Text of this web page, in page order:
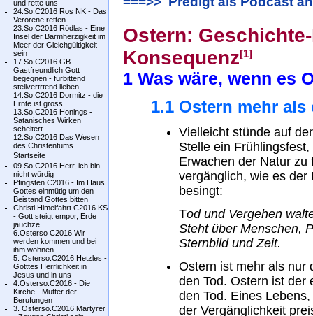
und rette uns
24.So.C2016 Ros NK - Das
Verorene retten
23.So.C2016 Rödlas - Eine
Insel der Barmherzigkeit im
Meer der Gleichgültigkeit
sein
17.So.C2016 GB
Gastfreundlich Gott
begegnen - fürbittend
stellvertrtend lieben
14.So.C2016 Dormitz - die
Ernte ist gross
13.So.C2016 Honings -
Satanisches Wirken
scheitert
12.So.C2016 Das Wesen
des Christentums
Startseite
09.So.C2016 Herr, ich bin
nicht würdig
Pfingsten C2016 - Im Haus
Gottes einmütig um den
Beistand Gottes bitten
Christi Himelfahrt C2016 KS
- Gott steigt empor, Erde
jauchze
6.Osterso C2016 Wir
werden kommen und bei
ihm wohnen
5. Osterso.C2016 Hetzles -
Gotttes Herrlichkeit in
Jesus und in uns
4.Osterso.C2016 - Die
Kirche - Mutter der
Berufungen
3. Osterso.C2016 Märtyrer
Ostern:
Konsequenz[1]
1 Was wäre, wenn es
1.1 Ostern mehr
Vielleicht stünde auf
Stelle ein
Erwachen der Natur
vergänglich, wie es der
besingt:
Tod und Vergehen
Steht über Menschen,
Sternbild und Zeit.
Ostern ist mehr als nur
den Tod. Ostern ist der
den Tod. Eines
der Vergänglichkeit